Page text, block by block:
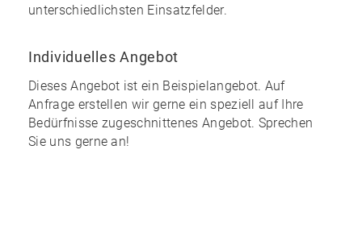
unterschiedlichsten Einsatzfelder.
Individuelles Angebot
Dieses Angebot ist ein Beispielangebot. Auf
Anfrage erstellen wir gerne ein speziell auf Ihre
Bedürfnisse zugeschnittenes Angebot. Sprechen
Sie uns gerne an!